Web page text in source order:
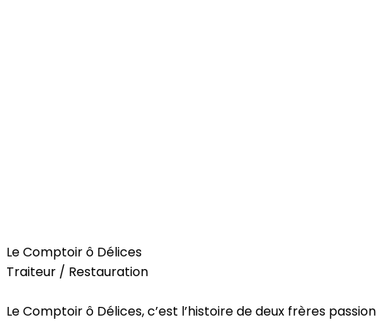
Le Comptoir ô Délices
Traiteur / Restauration
Le Comptoir ô Délices, c’est l’histoire de deux frères